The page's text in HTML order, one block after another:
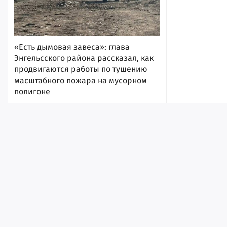
«Есть дымовая завеса»: глава
Энгельсского района рассказал, как
продвигаются работы по тушению
масштабного пожара на мусорном
полигоне